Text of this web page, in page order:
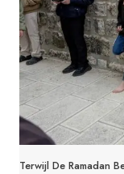
Terwijl De Ramadan